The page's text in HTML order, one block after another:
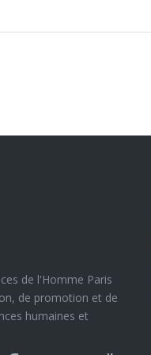
de l'Homme Paris
de promotion et de
humaines et